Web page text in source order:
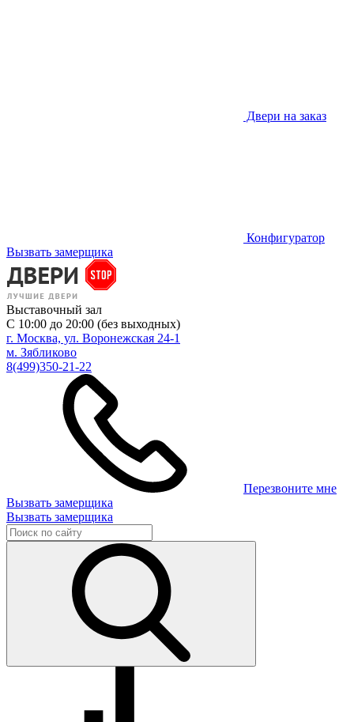
Двери на заказ
Конфигуратор
Вызвать замерщика
Выставочный зал
С 10:00 до 20:00 (без выходных)
г. Москва, ул. Воронежская 24-1
м. Зябликово
8(499)350-21-22
Перезвоните мне
Вызвать замерщика
Вызвать замерщика